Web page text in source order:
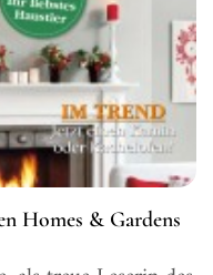
Homes & Gardens